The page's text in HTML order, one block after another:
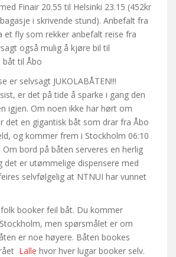
Finair 20.55 til Helsinki 23.15 (452kr
i skrivende stund). Anbefalt fra
et fly som rekker anbefalt reise fra
også mulig å kjøre bil til
båt til Åbo
er selvsagt JUKOLABÅTEN!!!
er det på tide å sparke i gang den
igjen. Om noen ikke har hørt om
det en gigantisk båt som drar fra Åbo
og kommer frem i Stockholm 06:10
bord på båten serveres en herlig
det er utømmelige dispensere med
selvfølgelig at NTNUI har vunnet
booker feil båt. Du kommer
men spørsmålet er om
er noe høyere. Båten bookes
Lalle hvor hver lugar booker selv.